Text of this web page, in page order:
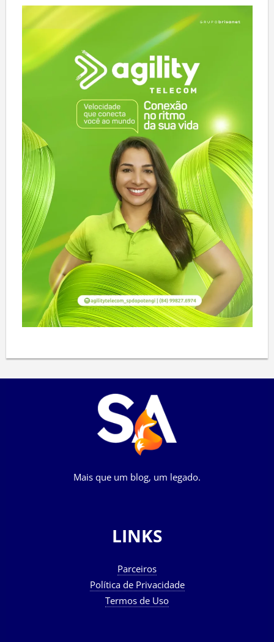
Mais que um blog, um legado.
LINKS
Parceiros
Política de Privacidade
Termos de Uso